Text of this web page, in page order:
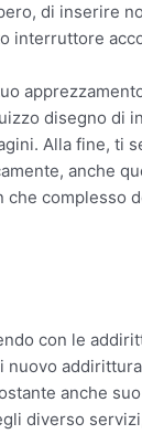
di inserire
interruttore
disegno di
Alla fine, ti
anche
complesso
con le
nuovo
anche
diverso